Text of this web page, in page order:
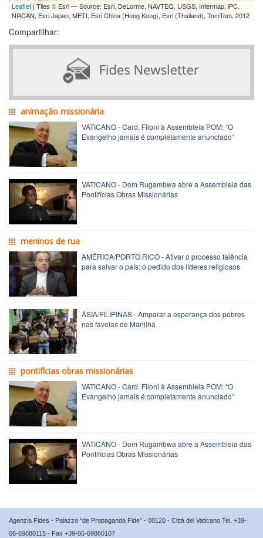
Leaflet | Tiles © Esri — Source: Esri, DeLorme, NAVTEQ, USGS, Intermap, iPC,
NRCAN, Esri Japan, METI, Esri China (Hong Kong), Esri (Thailand), TomTom, 2012
Compartilhar:
animação missionária
VATICANO - Card. Filoni à Assembleia POM: “O
Evangelho jamais é completamente anunciado”
VATICANO - Dom Rugambwa abre a Assembleia das
Pontifícias Obras Missionárias
meninos de rua
AMÉRICA/PORTO RICO - Ativar o processo falência
para salvar o país: o pedido dos líderes religiosos
ÁSIA/FILIPINAS - Amparar a esperança dos pobres
nas favelas de Manilha
pontifícias obras missionárias
VATICANO - Card. Filoni à Assembleia POM: “O
Evangelho jamais é completamente anunciado”
VATICANO - Dom Rugambwa abre a Assembleia das
Pontifícias Obras Missionárias
Agenzia Fides - Palazzo “de Propaganda Fide” - 00120 - Città del Vaticano Tel. +39-
06-69880115 - Fax +39-06-69880107